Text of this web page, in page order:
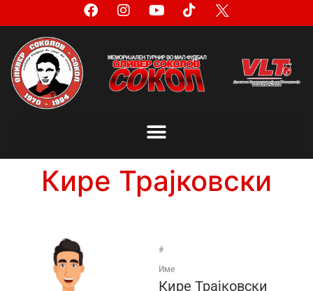
Кире Трајковски
#
Име
Кире Трајковски